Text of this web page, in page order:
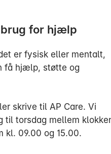
brug for hjælp
er fysisk eller mentalt,
få hjælp, støtte og
skrive til AP Care. Vi
til torsdag mellem
kl. 09.00 og 15.00.